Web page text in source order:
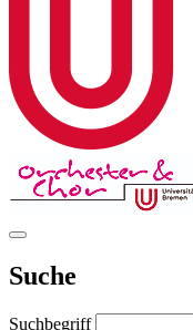
Suche
Suchbegriff